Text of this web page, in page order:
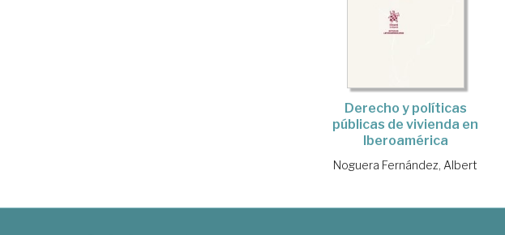
Derecho y políticas
públicas de vivienda en
Iberoamérica
Noguera Fernández, Albert